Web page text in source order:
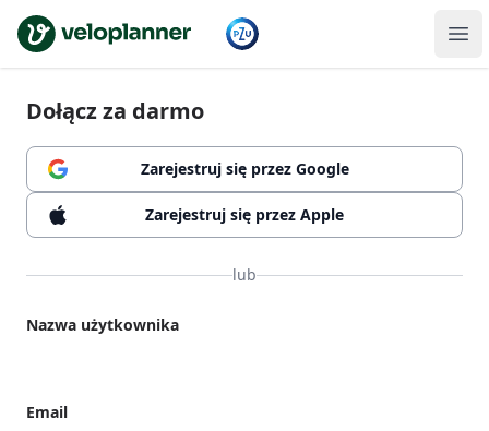
VeloPlanner
Dołącz za darmo
Zarejestruj się przez Google
Zarejestruj się przez Apple
lub
Nazwa użytkownika
Email